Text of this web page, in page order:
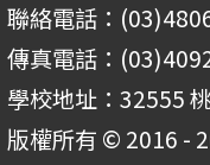
聯絡電話：
傳真電話：
學校地址：32555
版權所有 © 2016 -